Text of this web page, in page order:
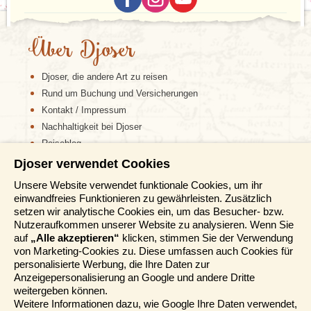
Über Djoser
Djoser, die andere Art zu reisen
Rund um Buchung und Versicherungen
Kontakt / Impressum
Nachhaltigkeit bei Djoser
Reiseblog
Informationen
Reisemessen
Häufig gestellte Fragen
AGB
Formblatt
Datenschutz
Informationstage
Unser Belgischer Partner
Djoser verwendet Cookies
Unsere Website verwendet funktionale Cookies, um ihr
einwandfreies Funktionieren zu gewährleisten. Zusätzlich
setzen wir analytische Cookies ein, um das Besucher- bzw.
Nutzeraufkommen unserer Website zu analysieren. Wenn Sie
auf „Alle akzeptieren“ klicken, stimmen Sie der Verwendung
von Marketing-Cookies zu. Diese umfassen auch Cookies für
personalisierte Werbung, die Ihre Daten zur
Anzeigepersonalisierung an Google und andere Dritte
weitergeben können.
Weitere Informationen dazu, wie Google Ihre Daten verwendet,